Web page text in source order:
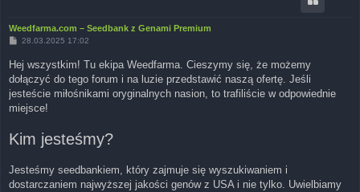
Weedfarma.com – Seedbank z Genami Premium
P
t
28.03.2025 17:02
Hej wszystkim! Tu ekipa Weedfarma. Cieszymy się, że możemy
dołączyć do tego forum i na luzie przedstawić naszą ofertę. Jeśli
jesteście miłośnikami oryginalnych nasion, to trafiliście w odpowiednie
miejsce!
Kim jesteśmy?
Jesteśmy seedbankiem, który zajmuje się wyszukiwaniem i
dostarczaniem najwyższej jakości genów z USA i nie tylko. Uwielbiamy